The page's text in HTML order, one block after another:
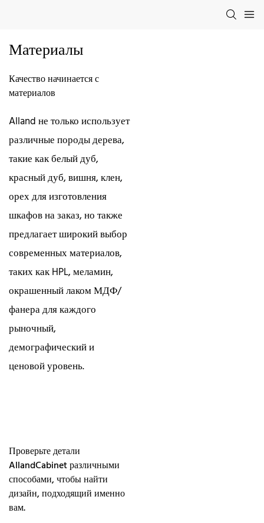
Материалы
Качество начинается с
материалов
Alland не только использует
различные породы дерева,
такие как белый дуб,
красный дуб, вишня, клен,
орех для изготовления
шкафов на заказ, но также
предлагает широкий выбор
современных материалов,
таких как HPL, меламин,
окрашенный лаком МДФ/
фанера для каждого
рыночный,
демографический и
ценовой уровень.
Проверьте детали
AllandCabinet различными
способами, чтобы найти
дизайн, подходящий именно
вам.